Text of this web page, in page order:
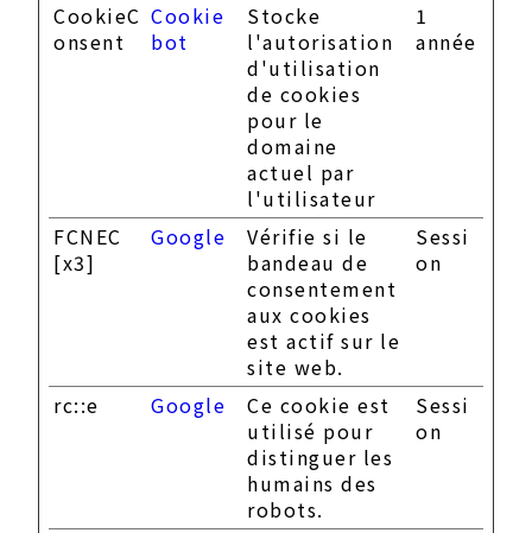
CookieC
onsent
Cookie
bot
Stocke
l'autorisation
d'utilisation
de cookies
pour le
domaine
actuel par
l'utilisateur
1
année
FCNEC
[x3]
Google
Vérifie si le
bandeau de
consentement
aux cookies
est actif sur le
site web.
Sessi
on
rc::e Google
Ce cookie est
utilisé pour
distinguer les
humains des
robots.
Sessi
on